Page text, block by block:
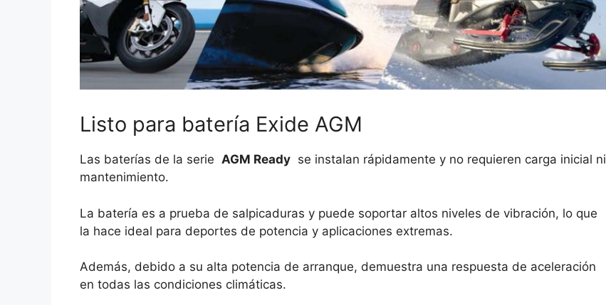
Listo para batería Exide AGM
Las baterías de la serie AGM Ready se instalan rápidamente y no requieren carga inicial ni
mantenimiento.
La batería es a prueba de salpicaduras y puede soportar altos niveles de vibración, lo que
la hace ideal para deportes de potencia y aplicaciones extremas.
Además, debido a su alta potencia de arranque, demuestra una respuesta de aceleración
en todas las condiciones climáticas.